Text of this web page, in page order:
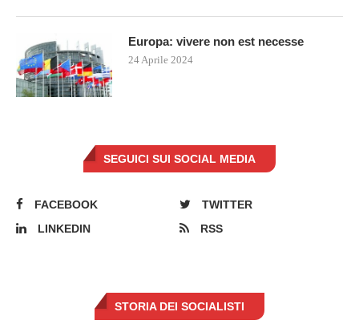
Europa: vivere non est necesse
24 Aprile 2024
SEGUICI SUI SOCIAL MEDIA
FACEBOOK
TWITTER
LINKEDIN
RSS
STORIA DEI SOCIALISTI